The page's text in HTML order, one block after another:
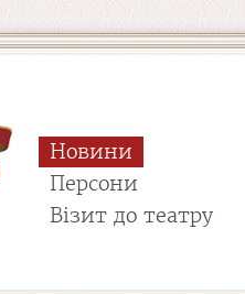
Новини
Персони
Візит до театру